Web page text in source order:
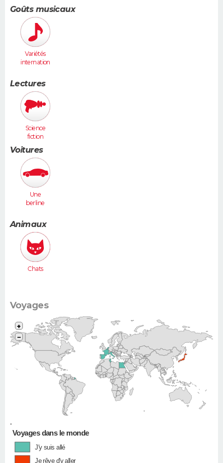
Goûts musicaux
Variétés
internation
Lectures
Science
fiction
Voitures
Une
berline
Animaux
Chats
Voyages
•
+
−
Voyages dans le monde
J'y suis allé
Je rêve d'y aller